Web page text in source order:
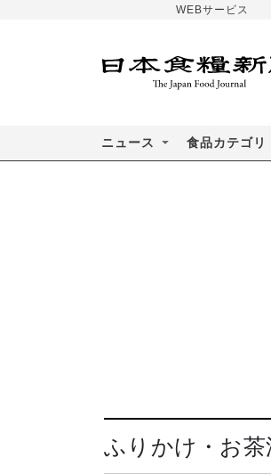
WEBサービス
ニュース 食品カテゴリ
ふりかけ・お